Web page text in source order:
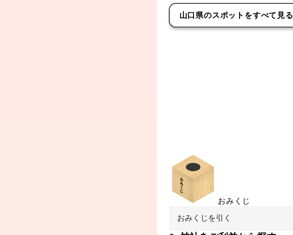
山口県のスポットをすべて見る
おみくじ
おみくじを引く